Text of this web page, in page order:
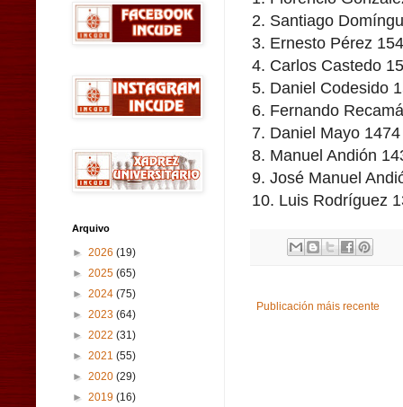
2. Santiago
3. Ernesto Pérez
4. Carlos Castedo
5. Daniel Codesido
6. Fernando
7. Daniel Mayo 1474
8. Manuel Andión
9. José Manuel
10. Luis Rodríguez
Publicación máis recente
Arquivo
► 2026 (19)
► 2025 (65)
► 2024 (75)
► 2023 (64)
► 2022 (31)
► 2021 (55)
► 2020 (29)
► 2019 (16)